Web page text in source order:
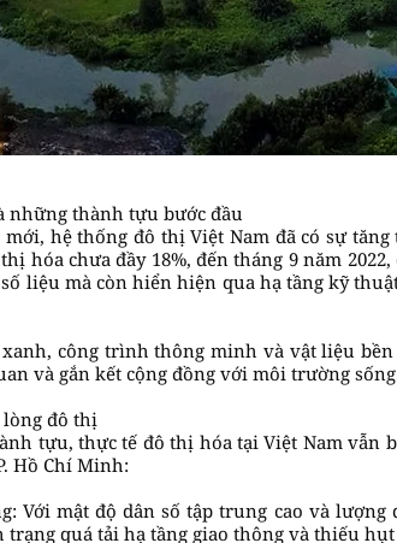
những thành tựu bước đầu
hệ thống đô thị Việt Nam đã có sự
hóa chưa đầy 18%, đến tháng 9 năm
liệu mà còn hiển hiện qua hạ tầng kỹ
công trình thông minh và vật liệu
và gắn kết cộng đồng với môi trường
đô thị
tựu, thực tế đô thị hóa tại Việt Nam vẫn
Hồ Chí Minh:
Với mật độ dân số tập trung cao và
quá tải hạ tầng giao thông và thiếu